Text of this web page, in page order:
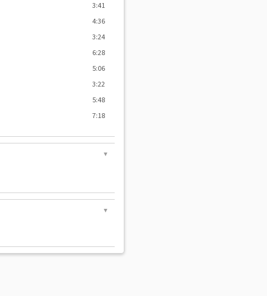
3:41
4:36
3:24
6:28
5:06
3:22
5:48
7:18
▼
▼